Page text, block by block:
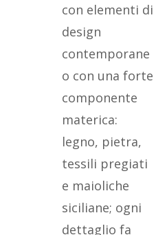
con elementi di
design
contemporane
o con una forte
componente
materica:
legno, pietra,
tessili pregiati
e maioliche
siciliane; ogni
dettaglio fa